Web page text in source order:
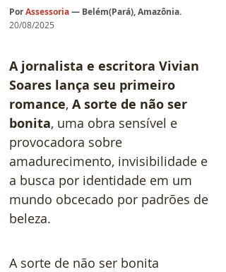
PorAssessoria— Belém(Pará), Amazônia.
20/08/2025
A jornalista e escritora Vivian
Soares lança seu primeiro
romance, A sorte de não ser
bonita, uma obra sensível e
provocadora sobre
amadurecimento, invisibilidade e
a busca por identidade em um
mundo obcecado por padrões de
beleza.
A sorte de não ser bonita